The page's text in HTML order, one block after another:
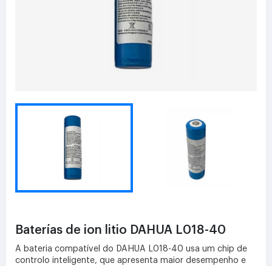
Baterías de ion litio DAHUA L018-40
A bateria compatível do DAHUA L018-40 usa um chip de
controlo inteligente, que apresenta maior desempenho e